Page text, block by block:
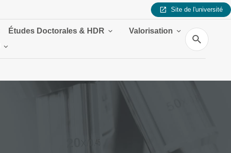
Site de l'université
Études Doctorales & HDR
Valorisation
Recherche